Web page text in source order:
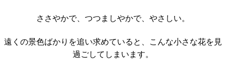
ささやかで、つつましやかで、やさしい。
遠くの景色ばかりを追い求めていると、こんな小さな花を見
過ごしてしまいます。